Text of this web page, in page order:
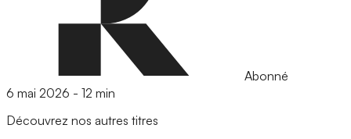
Abonné
6 mai 2026 - 12 min
Découvrez nos autres titres